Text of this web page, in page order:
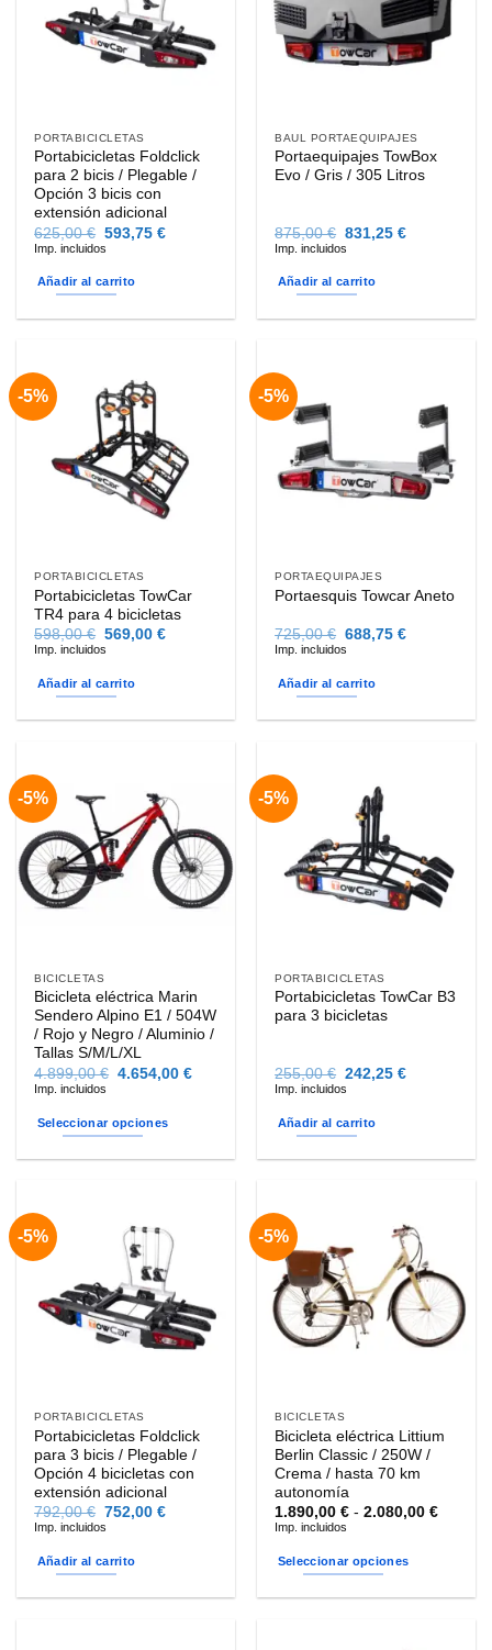
opciones
se
pueden
página
de
PORTABICICLETAS
Portabicicletas Foldclick
para 2 bicis / Plegable /
Opción 3 bicis con
extensión adicional
625,00€ El
precio
era:
625,00 €.
593,75€El
Imp. incluidos
Añadir al carrito
BAUL PORTAEQUIPAJES
Portaequipajes TowBox
Evo / Gris / 305 Litros
875,00€ El
precio
era:
875,00 €.
831,25€El
Imp. incluidos
Añadir al carrito
-5%
PORTABICICLETAS
Portabicicletas TowCar
TR4 para 4 bicicletas
598,00€ El
precio
era:
598,00 €.
569,00€El
Imp. incluidos
Añadir al carrito
-5%
PORTAEQUIPAJES
Portaesquis Towcar Aneto
725,00€ El
precio
era:
725,00 €.
688,75€El
Imp. incluidos
Añadir al carrito
-5%
BICICLETAS
Bicicleta eléctrica Marin
Sendero Alpino E1 / 504W
/ Rojo y Negro / Aluminio /
Tallas S/M/L/XL
4.899,00€ El
precio
era:
4.899,00 €.
4.654,00€El
Imp. incluidos
Seleccionar opciones
múltiples
variantes.
Las
opciones
se
pueden
página
producto
-5%
PORTABICICLETAS
Portabicicletas TowCar B3
para 3 bicicletas
255,00€ El
precio
era:
255,00 €.
242,25€El
Imp. incluidos
Añadir al carrito
-5%
PORTABICICLETAS
Portabicicletas Foldclick
para 3 bicis / Plegable /
Opción 4 bicicletas con
extensión adicional
792,00€ El
precio
era:
792,00 €.
752,00€El
Imp. incluidos
Añadir al carrito
-5%
BICICLETAS
Bicicleta eléctrica Littium
Berlin Classic / 250W /
Crema / hasta 70 km
autonomía
1.890,00€ - 2.080,00€Rango
Imp. incluidos
Seleccionar opciones